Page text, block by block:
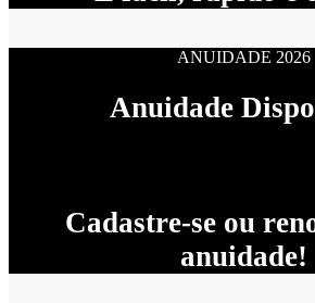
ANUIDADE 2026
Anuidade
Cadastre-se ou
anuidade!